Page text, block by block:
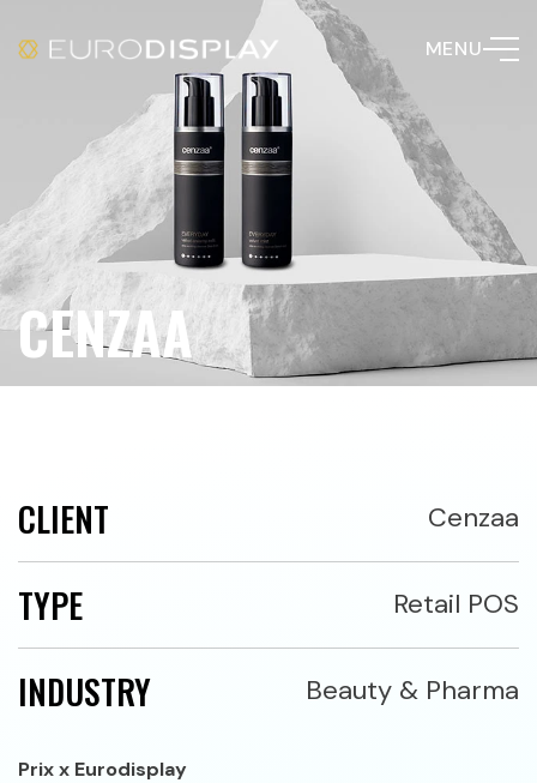
MENU
CENZAA
CLIENT Cenzaa
TYPE Retail POS
INDUSTRY Beauty & Pharma
Prix x Eurodisplay